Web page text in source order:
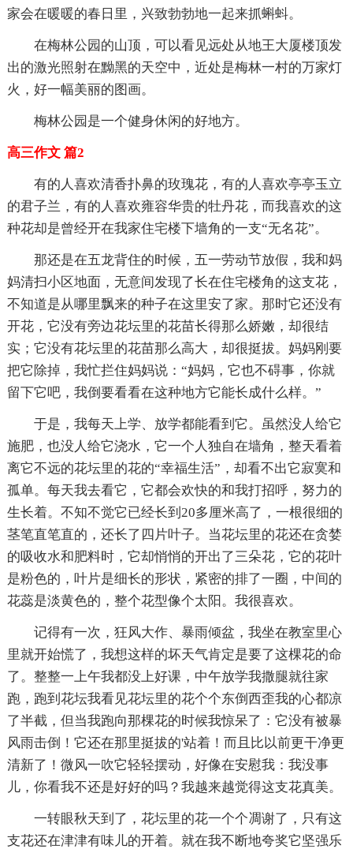
家会在暖暖的春日里，兴致勃勃地一起来抓蝌蚪。
在梅林公园的山顶，可以看见远处从地王大厦楼顶发
出的激光照射在黝黑的天空中，近处是梅林一村的万家灯
火，好一幅美丽的图画。
梅林公园是一个健身休闲的好地方。
高三作文 篇2
有的人喜欢清香扑鼻的玫瑰花，有的人喜欢亭亭玉立
的君子兰，有的人喜欢雍容华贵的牡丹花，而我喜欢的这
种花却是曾经开在我家住宅楼下墙角的一支“无名花”。
那还是在五龙背住的时候，五一劳动节放假，我和妈
妈清扫小区地面，无意间发现了长在住宅楼角的这支花，
不知道是从哪里飘来的种子在这里安了家。那时它还没有
开花，它没有旁边花坛里的花苗长得那么娇嫩，却很结
实；它没有花坛里的花苗那么高大，却很挺拔。妈妈刚要
把它除掉，我忙拦住妈妈说：“妈妈，它也不碍事，你就
留下它吧，我倒要看看在这种地方它能长成什么样。”
于是，我每天上学、放学都能看到它。虽然没人给它
施肥，也没人给它浇水，它一个人独自在墙角，整天看着
离它不远的花坛里的花的“幸福生活”，却看不出它寂寞和
孤单。每天我去看它，它都会欢快的和我打招呼，努力的
生长着。不知不觉它已经长到20多厘米高了，一根很细的
茎笔直笔直的，还长了四片叶子。当花坛里的花还在贪婪
的吸收水和肥料时，它却悄悄的开出了三朵花，它的花叶
是粉色的，叶片是细长的形状，紧密的排了一圈，中间的
花蕊是淡黄色的，整个花型像个太阳。我很喜欢。
记得有一次，狂风大作、暴雨倾盆，我坐在教室里心
里就开始慌了，我想这样的坏天气肯定是要了这棵花的命
了。整整一上午我都没上好课，中午放学我撒腿就往家
跑，跑到花坛我看见花坛里的花个个东倒西歪我的心都凉
了半截，但当我跑向那棵花的时候我惊呆了：它没有被暴
风雨击倒！它还在那里挺拔的'站着！而且比以前更干净更
清新了！微风一吹它轻轻摆动，好像在安慰我：我没事
儿，你看我不还是好好的吗？我越来越觉得这支花真美。
一转眼秋天到了，花坛里的花一个个凋谢了，只有这
支花还在津津有味儿的开着。就在我不断地夸奖它坚强乐